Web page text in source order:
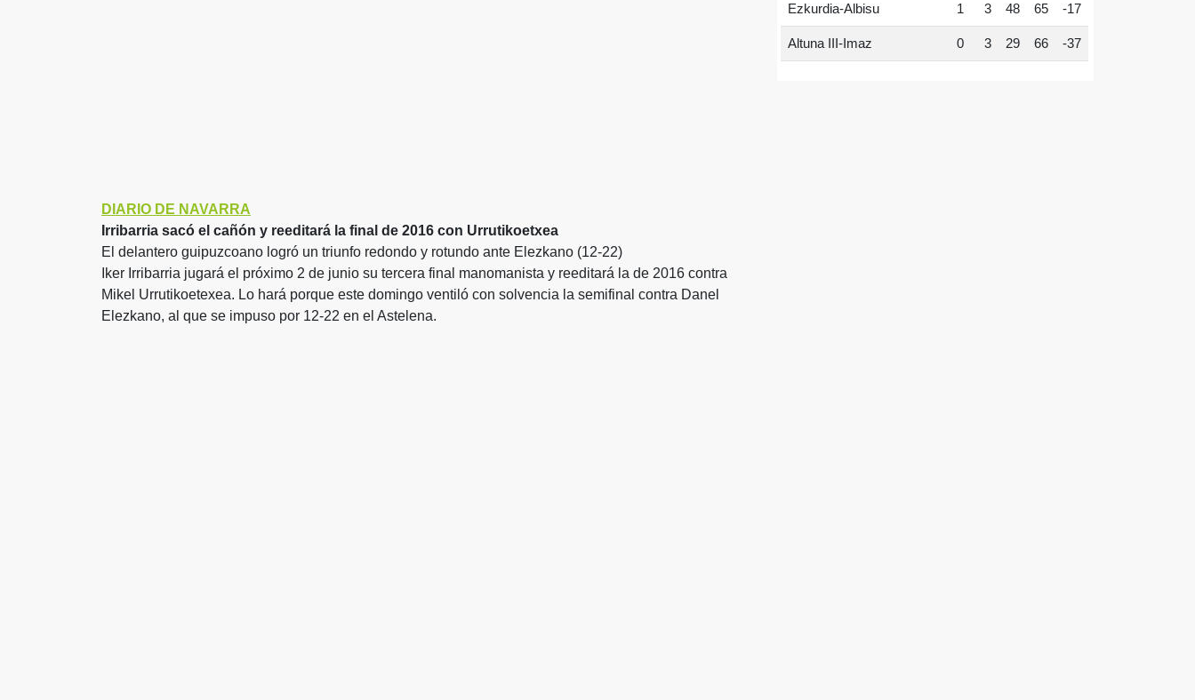
DIARIO DE NAVARRA
Irribarria sacó el cañón y reeditará la final de 2016 con Urrutikoetxea
El delantero guipuzcoano logró un triunfo redondo y rotundo ante Elezkano (12-22)
Iker Irribarria jugará el próximo 2 de junio su tercera final manomanista y reeditará la de 2016 contra
Mikel Urrutikoetexea. Lo hará porque este domingo ventiló con solvencia la semifinal contra Danel
Elezkano, al que se impuso por 12-22 en el Astelena.
Ezkurdia-Albisu 1 3 48 65 -17
Altuna III-Imaz 0 3 29 66 -37